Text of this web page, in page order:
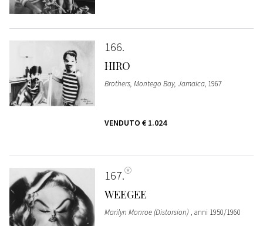
166
HIRO
Brothers, Montego Bay, Jamaica, 1967
VENDUTO € 1.024
167
WEEGEE
Marilyn Monroe (Distorsion) , anni 1950/1960